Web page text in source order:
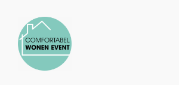
naar
inhoud